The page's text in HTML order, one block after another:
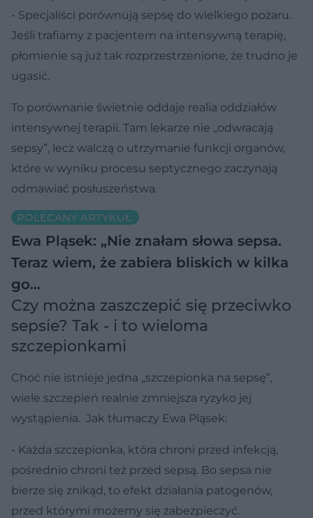
- Specjaliści porównują sepsę do wielkiego pożaru.
Jeśli trafiamy z pacjentem na intensywną terapię,
płomienie są już tak rozprzestrzenione, że trudno je
ugasić.
To porównanie świetnie oddaje realia oddziałów
intensywnej terapii. Tam lekarze nie „odwracają
sepsy”, lecz walczą o utrzymanie funkcji organów,
które w wyniku procesu septycznego zaczynają
odmawiać posłuszeństwa.
POLECANY ARTYKUŁ:
Ewa Pląsek: „Nie znałam słowa sepsa.
Teraz wiem, że zabiera bliskich w kilka
go…
Czy można zaszczepić się przeciwko
sepsie? Tak - i to wieloma
szczepionkami
Choć nie istnieje jedna „szczepionka na sepsę”,
wiele szczepień realnie zmniejsza ryzyko jej
wystąpienia. Jak tłumaczy Ewa Pląsek:
- Każda szczepionka, która chroni przed infekcją,
pośrednio chroni też przed sepsą. Bo sepsa nie
bierze się znikąd, to efekt działania patogenów,
przed którymi możemy się zabezpieczyć.